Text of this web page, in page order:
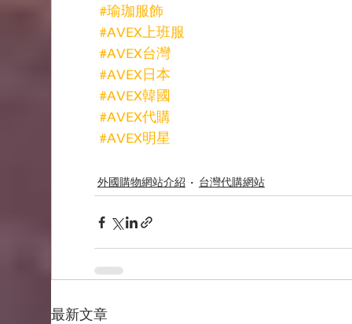
#瑜珈服飾
#AVEX上班服
#AVEX台灣
#AVEX日本
#AVEX韓國
#AVEX代購
#AVEX明星
外國購物網站介紹 台灣代購網站
最新文章